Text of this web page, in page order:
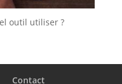
outil utiliser ?
Contact